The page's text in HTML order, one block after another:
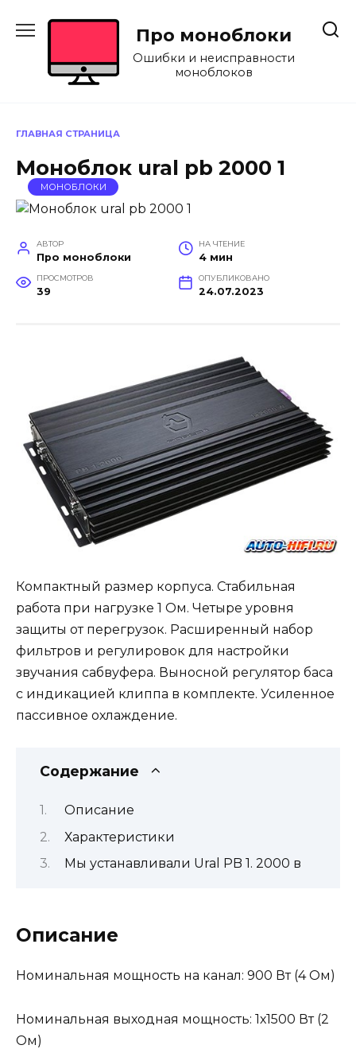
Про моноблоки
Ошибки и неисправности
моноблоков
ГЛАВНАЯ СТРАНИЦА
Моноблок ural pb 2000 1
МОНОБЛОКИ
АВТОР
Про моноблоки
НА ЧТЕНИЕ
4 мин
ПРОСМОТРОВ
39
ОПУБЛИКОВАНО
24.07.2023
Компактный размер корпуса. Стабильная
работа при нагрузке 1 Ом. Четыре уровня
защиты от перегрузок. Расширенный набор
фильтров и регулировок для настройки
звучания сабвуфера. Выносной регулятор баса
с индикацией клиппа в комплекте. Усиленное
пассивное охлаждение.
Содержание
Описание
Характеристики
Мы устанавливали Ural PB 1. 2000 в
Описание
Номинальная мощность на канал: 900 Вт (4 Ом)
Номинальная выходная мощность: 1х1500 Вт (2
Ом)